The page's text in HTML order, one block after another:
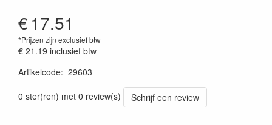
€17.51
*Prijzen zijn exclusief btw
€ 21.19 inclusief btw
Artikelcode: 29603
0 ster(ren) met 0 review(s)
Schrijf een review